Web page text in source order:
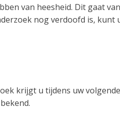
van heesheid. Dit gaat
nog verdoofd is, kunt
krijgt u tijdens uw